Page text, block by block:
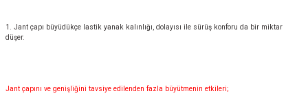
1. Jant çapı büyüdükçe lastik yanak kalınlığı, dolayısı ile sürüş konforu da bir miktar
düşer.
Jant çapını ve genişliğini tavsiye edilenden fazla büyütmenin etkileri;